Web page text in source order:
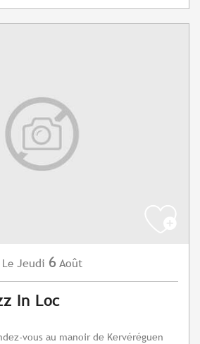
Le Jeudi 6 Août
In Loc
vous au manoir de Kervéréguen